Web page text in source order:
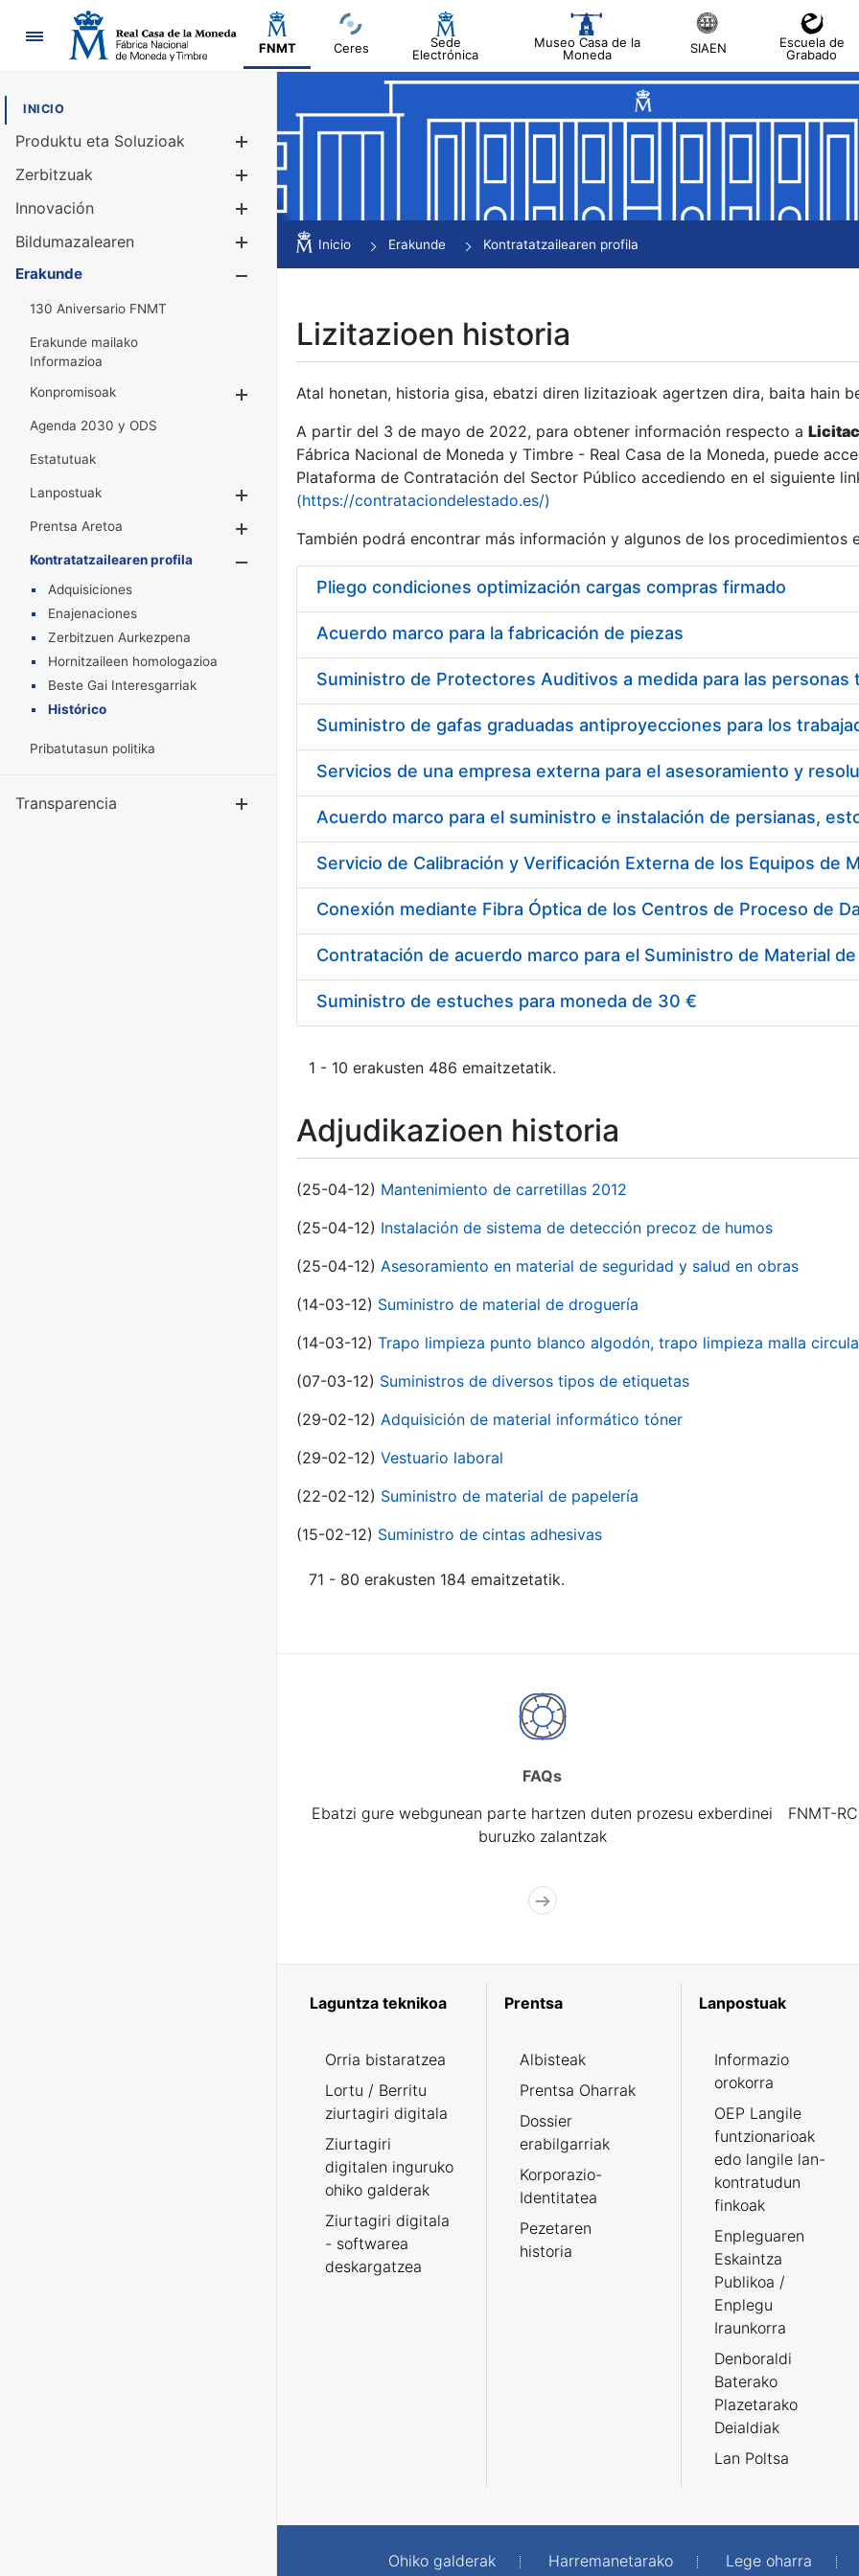
Nabigazioa
FNMT Ceres
Sede
Electrónica
Museo Casa de la
Moneda
SIAEN
Escuela de
Grabado
INICIO
Produktu eta Soluzioak
Erakutsi/Ezkutatu
Zerbitzuak
Innovación
Bildumazalearen
Erakutsi/Ezkutatu
Erakunde
130 Aniversario FNMT
Erakunde mailako
Informazioa
Konpromisoak
Erakutsi/Ezkutatu
Agenda 2030 y ODS
Estatutuak
Lanpostuak
Erakutsi/Ezkutatu
Prentsa Aretoa
Erakutsi/Ezkutatu
Kontratatzailearen profila
Erakutsi/Ezkutatu
Adquisiciones
Enajenaciones
Zerbitzuen Aurkezpena
Hornitzaileen homologazioa
Beste Gai Interesgarriak
Histórico
Pribatutasun politika
Transparencia Erakutsi/Ezkutatu
Inicio Erakunde Kontratatzailearen profila
Lizitazioen historia
Atal honetan, historia gisa, ebatzi diren lizitazioak agertzen dira, baita hain
A partir del 3 de mayo de 2022, para obtener información respecto a
Fábrica Nacional de Moneda y Timbre - Real Casa de la Moneda, puede
Plataforma de Contratación del Sector Público accediendo en el siguiente
(https://contrataciondelestado.es/)
También podrá encontrar más información y algunos de los procedimientos
Pliego condiciones optimización cargas compras firmado
Acuerdo marco para la fabricación de piezas
Acuerdo marco para el suministro e instalación de persianas,
Suministro de estuches para moneda de 30 €
1 - 10 erakusten 486 emaitzetatik.
Adjudikazioen historia
(25-04-12) Mantenimiento de carretillas 2012
(25-04-12) Instalación de sistema de detección precoz de humos
(25-04-12) Asesoramiento en material de seguridad y salud en obras
(14-03-12) Suministro de material de droguería
(14-03-12) Trapo limpieza punto blanco algodón, trapo limpieza malla
(07-03-12) Suministros de diversos tipos de etiquetas
(29-02-12) Adquisición de material informático tóner
(29-02-12) Vestuario laboral
(22-02-12) Suministro de material de papelería
(15-02-12) Suministro de cintas adhesivas
71 - 80 erakusten 184 emaitzetatik.
FAQs
Ebatzi gure webgunean parte hartzen duten prozesu exberdinei
buruzko zalantzak
FNMT-
Laguntza teknikoa
Orria bistaratzea
Lortu / Berritu
ziurtagiri digitala
Ziurtagiri
digitalen inguruko
ohiko galderak
Ziurtagiri digitala
- softwarea
deskargatzea
Prentsa
Albisteak
Prentsa Oharrak
Dossier
erabilgarriak
Korporazio-
Identitatea
Pezetaren
historia
Lanpostuak
Informazio
orokorra
OEP Langile
funtzionarioak
edo langile lan-
kontratudun
finkoak
Enpleguaren
Eskaintza
Publikoa /
Enplegu
Iraunkorra
Denboraldi
Baterako
Plazetarako
Deialdiak
Lan Poltsa
Ohiko galderak Harremanetarako Lege oharra